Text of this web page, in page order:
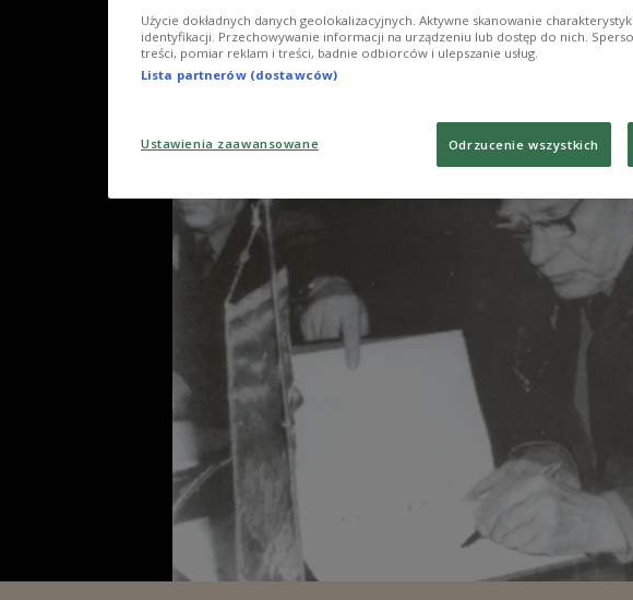
Użycie dokładnych danych geolokalizacyjnych. Aktywne skanowanie
identyfikacji. Przechowywanie informacji na urządzeniu lub dostęp do nich.
treści, pomiar reklam i treści, badnie odbiorców i ulepszanie usług.
Lista partnerów (dostawców)
Ustawienia zaawansowane Odrzucenie wszystkich